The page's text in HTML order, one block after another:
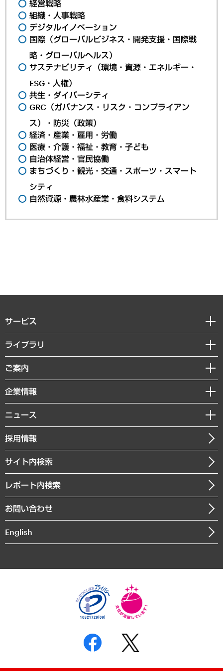
経営戦略
組織・人事戦略
デジタルイノベーション
国際（グローバルビジネス・開発支援・国際戦
略・グローバルヘルス）
サステナビリティ（環境・資源・エネルギー・
ESG・人権）
共生・ダイバーシティ
GRC（ガバナンス・リスク・コンプライアン
ス）・防災（政策）
経済・産業・雇用・労働
医療・介護・福祉・教育・子ども
自治体経営・官民協働
まちづくり・観光・交通・スポーツ・スマート
シティ
自然資源・農林水産業・食料システム
サービス
経営戦略
組織・人事戦略
デジタルイノベーション
共生・ダイバーシティ
GRC（ガバナンス・リスク・コンプライアンス）・防災（政策）
経済・産業・雇用・労働
まちづくり・観光・交通・スポーツ・スマートシティ
自然資源・農林水産業・食料システム
ライブラリ
経済調査
レポート
コラム
経営用語集
受託・受注実績（官公庁関連）
メディア掲載・出演
ご案内
セミナー・イベント情報
MUFGビジネスセミナー
受託案件情報
企業情報
私たちの想い
社長メッセージ
会社概要
沿革
組織図・本部部室紹介
インドネシア現地法人
個人情報保護方針
反社会的勢力に対する基本方針
書面による個人情報の開示等の請求の手続きについて
ニュース
ニュースリリース
お知らせ
採用情報
サイト内検索
レポート内検索
お問い合わせ
English